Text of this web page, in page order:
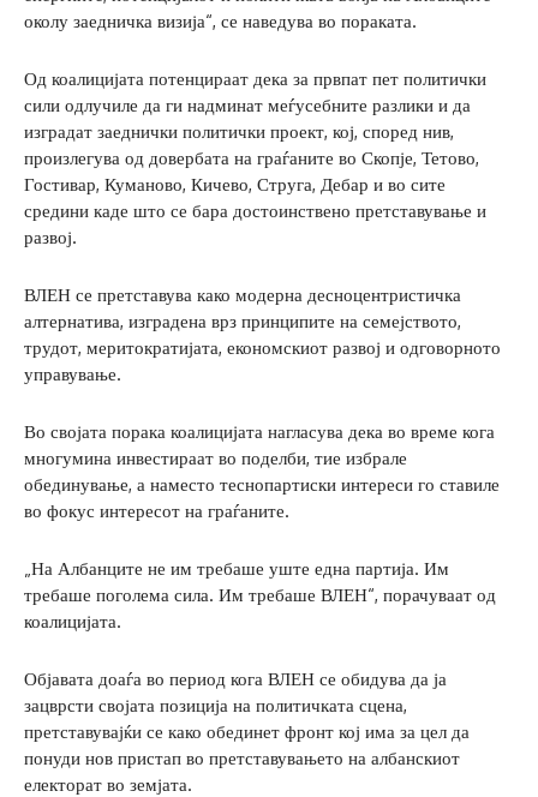
околу заедничка визија“, се наведува во пораката.
Од коалицијата потенцираат дека за првпат пет политички
сили одлучиле да ги надминат меѓусебните разлики и да
изградат заеднички политички проект, кој, според нив,
произлегува од довербата на граѓаните во Скопје, Тетово,
Гостивар, Куманово, Кичево, Струга, Дебар и во сите
средини каде што се бара достоинствено претставување и
развој.
ВЛЕН се претставува како модерна десноцентристичка
алтернатива, изградена врз принципите на семејството,
трудот, меритократијата, економскиот развој и одговорното
управување.
Во својата порака коалицијата нагласува дека во време кога
многумина инвестираат во поделби, тие избрале
обединување, а наместо теснопартиски интереси го ставиле
во фокус интересот на граѓаните.
„На Албанците не им требаше уште една партија. Им
требаше поголема сила. Им требаше ВЛЕН“, порачуваат од
коалицијата.
Објавата доаѓа во период кога ВЛЕН се обидува да ја
зацврсти својата позиција на политичката сцена,
претставувајќи се како обединет фронт кој има за цел да
понуди нов пристап во претставувањето на албанскиот
електорат во земјата.